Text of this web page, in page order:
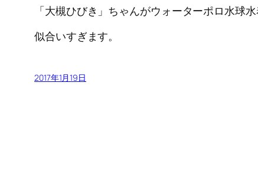
「大槻ひびき」ちゃんがウォーターポロ水球水
似合いすぎます。
2017年1月19日